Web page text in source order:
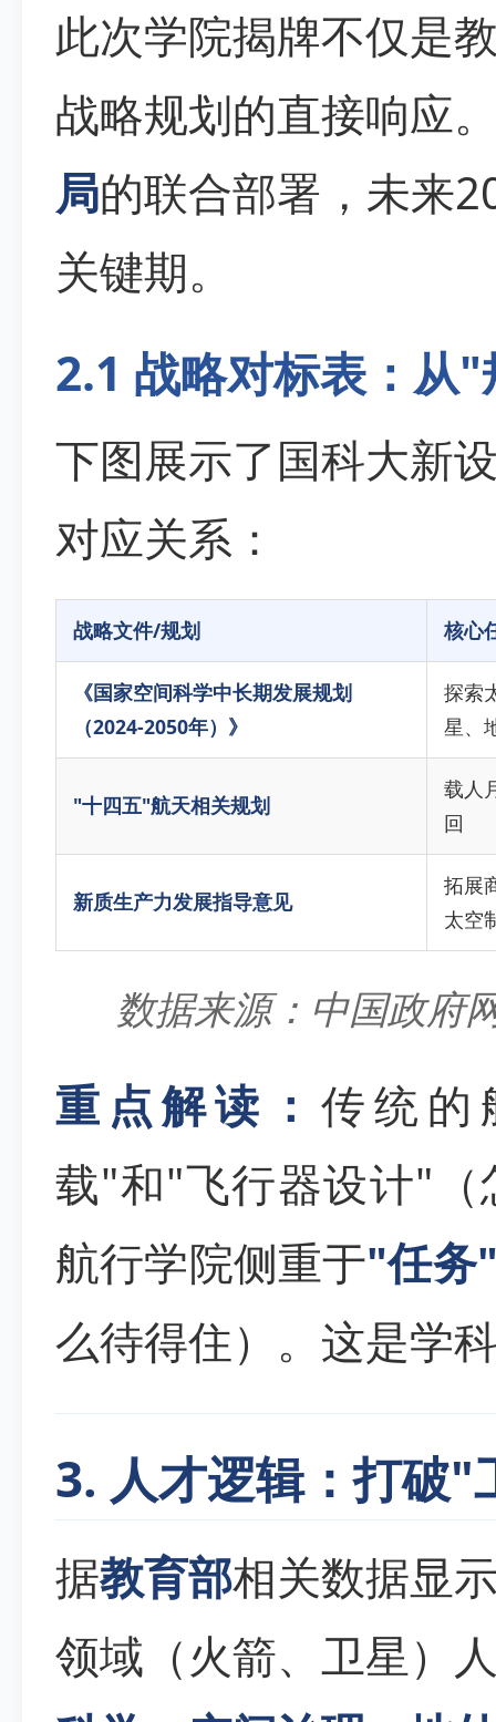
此次学院揭牌不仅是
战略规划的直接响应
局的联合部署，未来
关键期。
2.1 战略对标表：从
下图展示了国科大新
对应关系：
战略文件/规划 核心
《国家空间科学中长期发展规划
（2024-2050年）》
探索
星、
"十四五"航天相关规划
载人
回
新质生产力发展指导意见
拓展
太空
数据来源：中国政府
重点解读： 传统的
载"和"飞行器设计"
航行学院侧重于"任务
么待得住）。这是学
3. 人才逻辑：打破
据教育部相关数据显
领域（火箭、卫星）